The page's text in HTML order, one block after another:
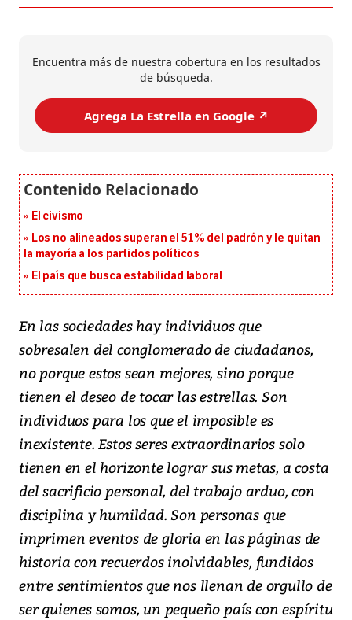
Encuentra más de nuestra cobertura en los resultados
de búsqueda.
Agrega La Estrella en Google ↗️
El civismo
Los no alineados superan el 51% del padrón y le quitan
la mayoría a los partidos políticos
El país que busca estabilidad laboral
En las sociedades hay individuos que
sobresalen del conglomerado de ciudadanos,
no porque estos sean mejores, sino porque
tienen el deseo de tocar las estrellas. Son
individuos para los que el imposible es
inexistente. Estos seres extraordinarios solo
tienen en el horizonte lograr sus metas, a costa
del sacrificio personal, del trabajo arduo, con
disciplina y humildad. Son personas que
imprimen eventos de gloria en las páginas de
historia con recuerdos inolvidables, fundidos
entre sentimientos que nos llenan de orgullo de
ser quienes somos, un pequeño país con espíritu